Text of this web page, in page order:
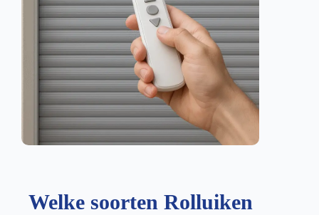
Welke soorten Rolluiken